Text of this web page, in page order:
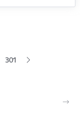
301